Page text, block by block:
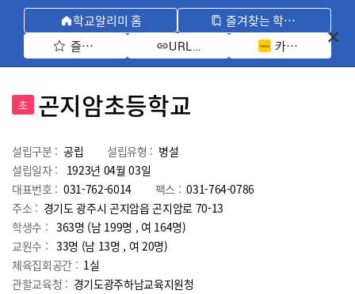
학교알리미 홈
즐겨찾는 학교 모아보기
즐겨찾기 선택
URL 복사 카카오톡 공유
초 곤지암초등학교
설립구분 : 공립 설립유형 : 병설
설립일자 :
1923년 04월 03일
대표번호 : 031-762-6014 팩스 : 031-764-0786
주소 : 경기도 광주시 곤지암읍 곤지암로 70-13
학생수 : 363명 (남 199명 , 여 164명)
교원수 : 33명 (남 13명 , 여 20명)
체육집회공간 : 1실
관할교육청 : 경기도광주하남교육지원청